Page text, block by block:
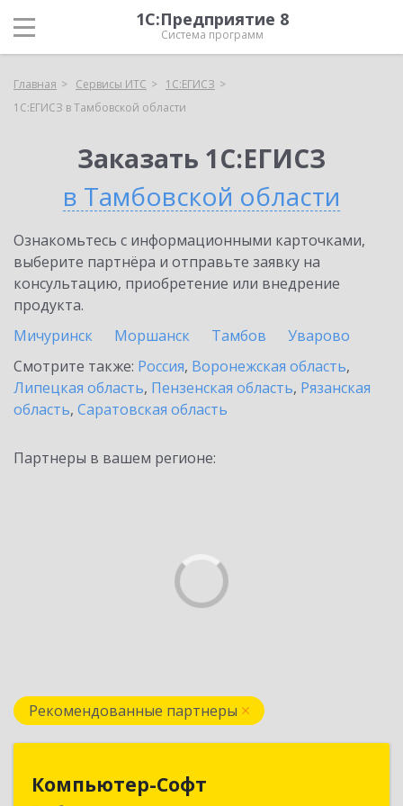
1С:Предприятие 8
Система программ
Главная Сервисы ИТС
1С:ЕГИСЗ
1С:ЕГИСЗ в Тамбовской области
Заказать 1С:ЕГИСЗ
в Тамбовской области
Ознакомьтесь с информационными карточками,
выберите партнёра и отправьте заявку на
консультацию, приобретение или внедрение
продукта.
Мичуринск
Моршанск Тамбов
Уварово
Смотрите также: Россия, Воронежская область,
Липецкая область, Пензенская область, Рязанская
область, Саратовская область
Партнеры в вашем регионе:
Рекомендованные партнеры
Компьютер-Софт